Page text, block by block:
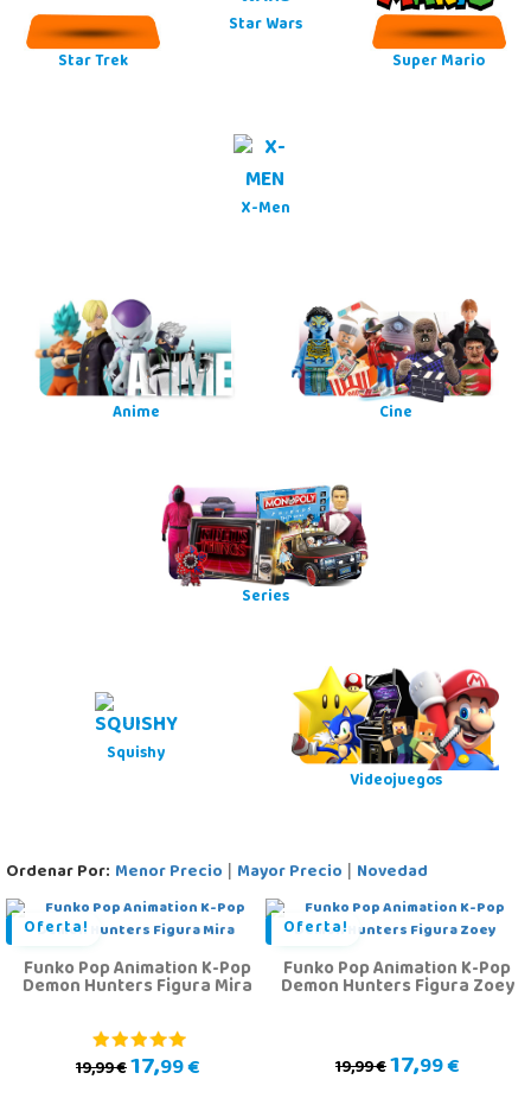
Star Trek
Star Wars
Super Mario
X-Men
Anime Cine
Series
Squishy
Videojuegos
Ordenar Por: Menor Precio | Mayor Precio | Novedad
Oferta!
Funko Pop Animation K-Pop
Demon Hunters Figura Mira
19,99 €17,99 €
Oferta!
Funko Pop Animation K-Pop
Demon Hunters Figura Zoey
19,99 €17,99 €